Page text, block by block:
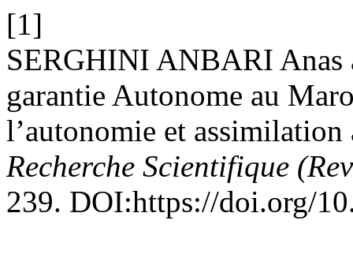
[1]
SERGHINI ANBARI
garantie Autonome au
l’autonomie et
Recherche Scientifique
239. DOI:https://doi.org/